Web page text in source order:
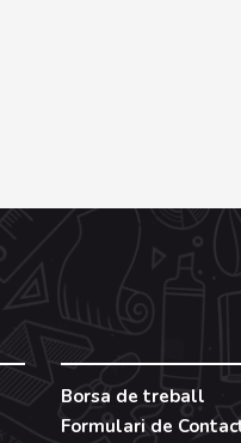
Borsa de treball
Formulari de